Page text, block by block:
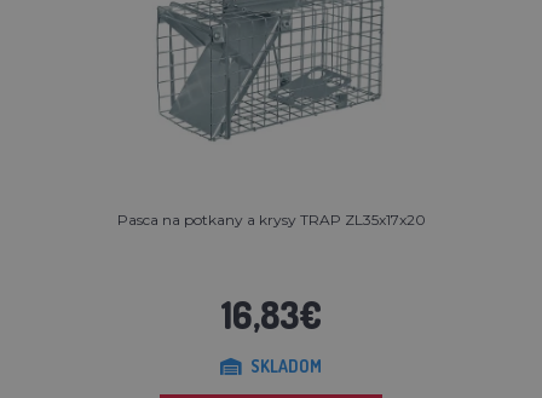
Pasca na potkany a krysy TRAP ZL35x17x20
16,83€
SKLADOM